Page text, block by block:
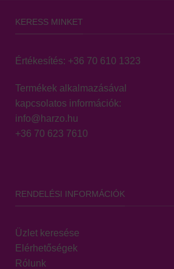
KERESS MINKET
Értékesítés: +36 70 610 1323
Termékek alkalmazásával
kapcsolatos információk:
info@harzo.hu
+36 70 623 7610
RENDELÉSI INFORMÁCIÓK
Üzlet keresése
Elérhetőségek
Rólunk